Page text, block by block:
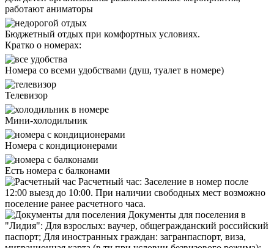
работают аниматоры
Бюджетный отдых при комфортных условиях.
Кратко о номерах:
Номера со всеми удобствами (душ, туалет в номере)
Телевизор
Мини-холодильник
Номера с кондиционерами
Есть номера с балконами
Расчетный час: Заселение в номер после
12:00 выезд до 10:00. При наличии свободных мест возможно
поселение ранее расчетного часа.
Документы для поселения в
"Лидия": Для взрослых: ваучер, общегражданский российский
паспорт; Для иностранных граждан: загранпаспорт, виза,